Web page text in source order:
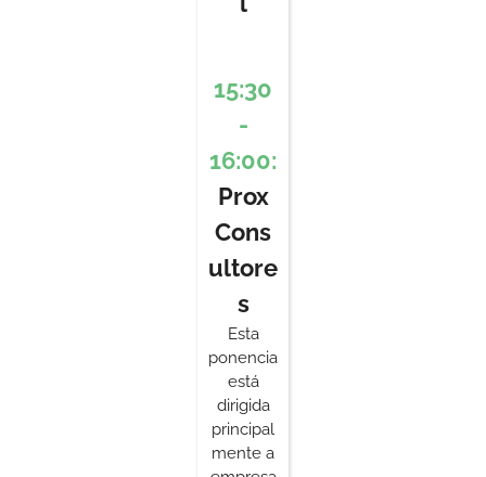
15:30
-
16:00:
Prox
Cons
ultore
s
Esta
ponencia
está
dirigida
principal
mente a